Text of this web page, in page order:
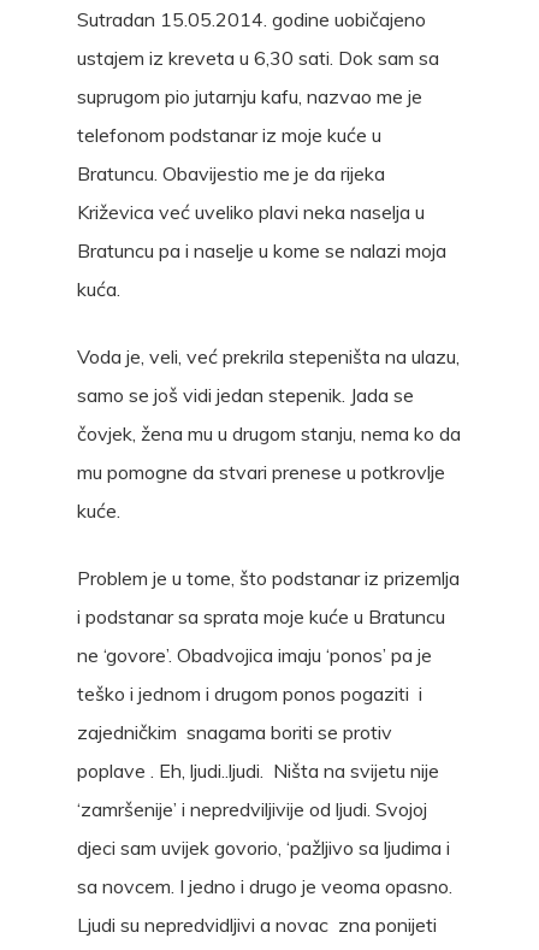
Sutradan 15.05.2014. godine uobičajeno
ustajem iz kreveta u 6,30 sati. Dok sam sa
suprugom pio jutarnju kafu, nazvao me je
telefonom podstanar iz moje kuće u
Bratuncu. Obavijestio me je da rijeka
Križevica već uveliko plavi neka naselja u
Bratuncu pa i naselje u kome se nalazi moja
kuća.
Voda je, veli, već prekrila stepeništa na ulazu,
samo se još vidi jedan stepenik. Jada se
čovjek, žena mu u drugom stanju, nema ko da
mu pomogne da stvari prenese u potkrovlje
kuće.
Problem je u tome, što podstanar iz prizemlja
i podstanar sa sprata moje kuće u Bratuncu
ne ‘govore’. Obadvojica imaju ‘ponos’ pa je
teško i jednom i drugom ponos pogaziti i
zajedničkim snagama boriti se protiv
poplave . Eh, ljudi..ljudi. Ništa na svijetu nije
‘zamršenije’ i nepredviljivije od ljudi. Svojoj
djeci sam uvijek govorio, ‘pažljivo sa ljudima i
sa novcem. I jedno i drugo je veoma opasno.
Ljudi su nepredvidljivi a novac zna ponijeti